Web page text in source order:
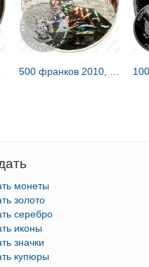
монеты
золото
серебро
иконы
значки
купюры